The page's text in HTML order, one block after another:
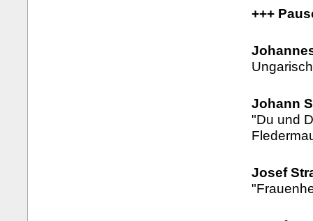
+++
Johann
"Du und
Josef